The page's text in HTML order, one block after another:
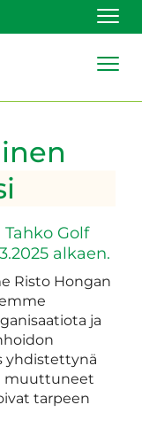
Golf
alkaen.
Risto Hongan
ja
yhdistettynä
muuttuneet
tarpeen